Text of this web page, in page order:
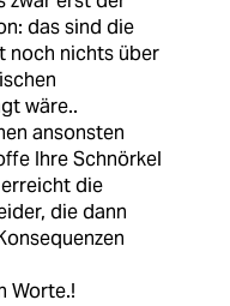
das sind die
noch nichts über
wäre..
ansonsten
Ihre Schnörkel
die
die dann
Worte.!